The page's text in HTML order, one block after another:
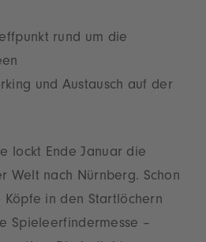
rund um die
und Austausch auf der
lockt Ende Januar die
Welt nach Nürnberg. Schon
in den Startlöchern
Spieleerfindermesse –